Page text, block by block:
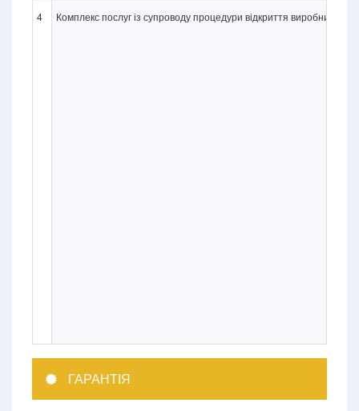
4 Комплекс послуг із супроводу процедури відкриття виробництва,
ГАРАНТІЯ